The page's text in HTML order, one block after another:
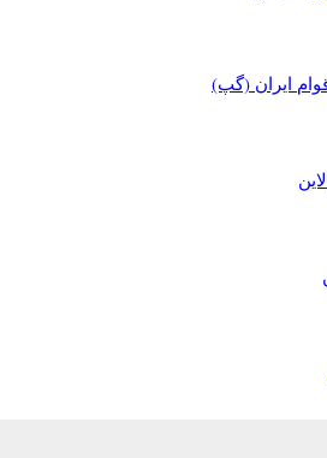
ایران (گپ)
تو ربات قونشو رایگان بسازیش!